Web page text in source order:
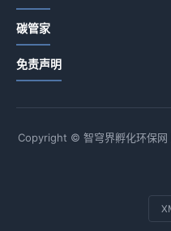
碳管家
免责声明
Copyright © 智穹界孵化环保网